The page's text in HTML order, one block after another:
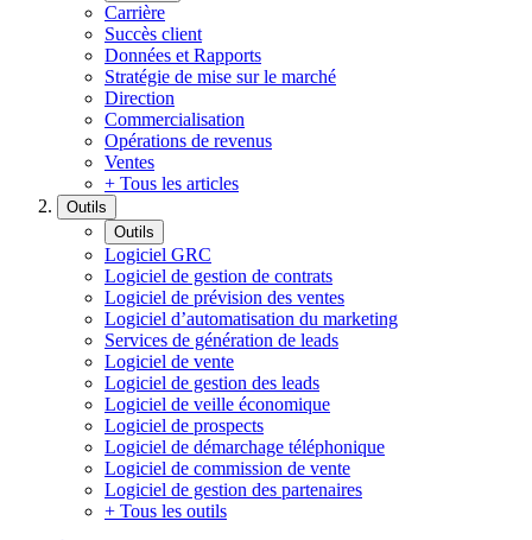
Carrière
Succès client
Données et Rapports
Stratégie de mise sur le marché
Direction
Commercialisation
Opérations de revenus
Ventes
+ Tous les articles
Outils
Outils
Logiciel GRC
Logiciel de gestion de contrats
Logiciel de prévision des ventes
Logiciel d’automatisation du marketing
Services de génération de leads
Logiciel de vente
Logiciel de gestion des leads
Logiciel de veille économique
Logiciel de prospects
Logiciel de démarchage téléphonique
Logiciel de commission de vente
Logiciel de gestion des partenaires
+ Tous les outils